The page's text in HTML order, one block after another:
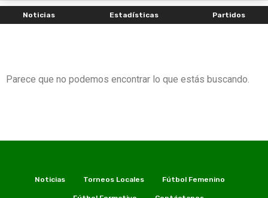
Noticias Estadísticas Partidos
Parece que no podemos encontrar lo que estás buscando.
Noticias Torneos Locales Fútbol Femenino